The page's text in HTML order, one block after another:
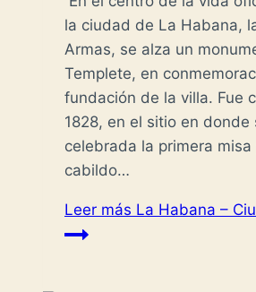
la ciudad de La Habana,
Armas, se alza un
Templete, en
fundación de la villa. Fue
1828, en el sitio en donde
celebrada la primera misa
cabildo…
Leer más La Habana –